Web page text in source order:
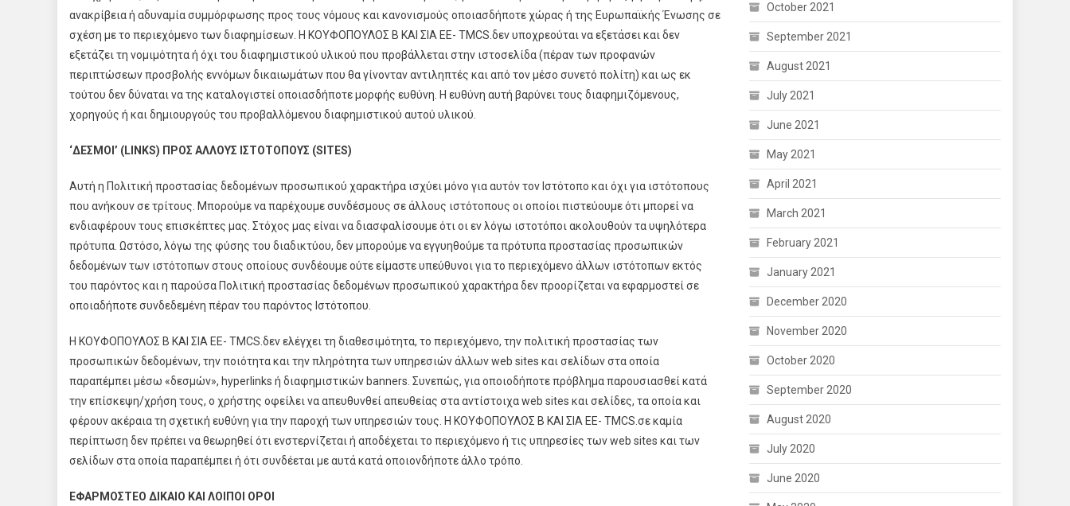
ανακρίβεια ή αδυναμία συμμόρφωσης προς τους νόμους και κανονισμούς οποιασδήποτε χώρας ή της Ευρωπαϊκής Ένωσης σε
σχέση με το περιεχόμενο των διαφημίσεων. Η ΚΟΥΦΟΠΟΥΛΟΣ Β ΚΑΙ ΣΙΑ ΕΕ- TMCS.δεν υποχρεούται να εξετάσει και δεν
εξετάζει τη νομιμότητα ή όχι του διαφημιστικού υλικού που προβάλλεται στην ιστοσελίδα (πέραν των προφανών
περιπτώσεων προσβολής εννόμων δικαιωμάτων που θα γίνονταν αντιληπτές και από τον μέσο συνετό πολίτη) και ως εκ
τούτου δεν δύναται να της καταλογιστεί οποιασδήποτε μορφής ευθύνη. Η ευθύνη αυτή βαρύνει τους διαφημιζόμενους,
χορηγούς ή και δημιουργούς του προβαλλόμενου διαφημιστικού αυτού υλικού.
‘ΔΕΣΜΟΙ’ (LINKS) ΠΡΟΣ ΑΛΛΟΥΣ ΙΣΤΟΤΟΠΟΥΣ (SITES)
Αυτή η Πολιτική προστασίας δεδομένων προσωπικού χαρακτήρα ισχύει μόνο για αυτόν τον Ιστότοπο και όχι για ιστότοπους
που ανήκουν σε τρίτους. Μπορούμε να παρέχουμε συνδέσμους σε άλλους ιστότοπους οι οποίοι πιστεύουμε ότι μπορεί να
ενδιαφέρουν τους επισκέπτες μας. Στόχος μας είναι να διασφαλίσουμε ότι οι εν λόγω ιστοτόποι ακολουθούν τα υψηλότερα
πρότυπα. Ωστόσο, λόγω της φύσης του διαδικτύου, δεν μπορούμε να εγγυηθούμε τα πρότυπα προστασίας προσωπικών
δεδομένων των ιστότοπων στους οποίους συνδέουμε ούτε είμαστε υπεύθυνοι για το περιεχόμενο άλλων ιστότοπων εκτός
του παρόντος και η παρούσα Πολιτική προστασίας δεδομένων προσωπικού χαρακτήρα δεν προορίζεται να εφαρμοστεί σε
οποιαδήποτε συνδεδεμένη πέραν του παρόντος Ιστότοπου.
Η ΚΟΥΦΟΠΟΥΛΟΣ Β ΚΑΙ ΣΙΑ ΕΕ- TMCS.δεν ελέγχει τη διαθεσιμότητα, το περιεχόμενο, την πολιτική προστασίας των
προσωπικών δεδομένων, την ποιότητα και την πληρότητα των υπηρεσιών άλλων web sites και σελίδων στα οποία
παραπέμπει μέσω «δεσμών», hyperlinks ή διαφημιστικών banners. Συνεπώς, για οποιοδήποτε πρόβλημα παρουσιασθεί κατά
την επίσκεψη/χρήση τους, ο χρήστης οφείλει να απευθυνθεί απευθείας στα αντίστοιχα web sites και σελίδες, τα οποία και
φέρουν ακέραια τη σχετική ευθύνη για την παροχή των υπηρεσιών τους. Η ΚΟΥΦΟΠΟΥΛΟΣ Β ΚΑΙ ΣΙΑ ΕΕ- TMCS.σε καμία
περίπτωση δεν πρέπει να θεωρηθεί ότι ενστερνίζεται ή αποδέχεται το περιεχόμενο ή τις υπηρεσίες των web sites και των
σελίδων στα οποία παραπέμπει ή ότι συνδέεται με αυτά κατά οποιονδήποτε άλλο τρόπο.
ΕΦΑΡΜΟΣΤΕΟ ΔΙΚΑΙΟ ΚΑΙ ΛΟΙΠΟΙ ΟΡΟΙ
October 2021
September 2021
August 2021
July 2021
June 2021
May 2021
April 2021
March 2021
February 2021
January 2021
December 2020
November 2020
October 2020
September 2020
August 2020
July 2020
June 2020